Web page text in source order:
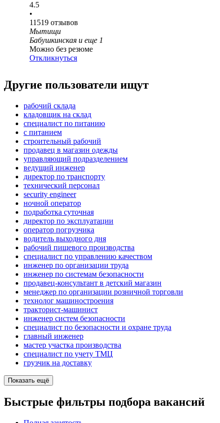
4.5
•
11519 отзывов
Мытищи
Бабушкинская и еще 1
Можно без резюме
Откликнуться
Другие пользователи ищут
рабочий склада
кладовщик на склад
специалист по питанию
с питанием
строительный рабочий
продавец в магазин одежды
управляющий подразделением
ведущий инженер
директор по транспорту
технический персонал
security engineer
ночной оператор
подработка суточная
директор по эксплуатации
оператор погрузчика
водитель выходного дня
рабочий пищевого производства
специалист по управлению качеством
инженер по организации труда
инженер по системам безопасности
продавец-консультант в детский магазин
менеджер по организации розничной торговли
технолог машиностроения
тракторист-машинист
инженер систем безопасности
специалист по безопасности и охране труда
главный инженер
мастер участка производства
специалист по учету ТМЦ
грузчик на доставку
Показать ещё
Быстрые фильтры подбора вакансий